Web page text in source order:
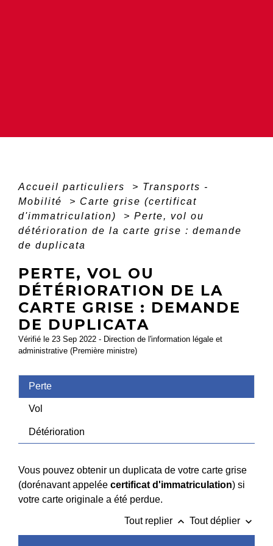
Accueil particuliers > Transports -
Mobilité
> Carte grise (certificat
d'immatriculation)
> Perte, vol ou
détérioration de la carte grise : demande
de duplicata
PERTE, VOL OU
DÉTÉRIORATION DE LA
CARTE GRISE : DEMANDE
DE DUPLICATA
Vérifié le 23 Sep 2022 - Direction de l'information légale et
administrative (Première ministre)
Perte
Vol
Détérioration
Vous pouvez obtenir un duplicata de votre carte grise
(dorénavant appelée certificat d'immatriculation) si
votre carte originale a été perdue.
Tout replier keyboard_arrow_up Tout déplier keyboard_arrow_down